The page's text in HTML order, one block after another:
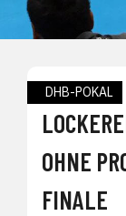
DHB-POKAL
OHNE
FINALE